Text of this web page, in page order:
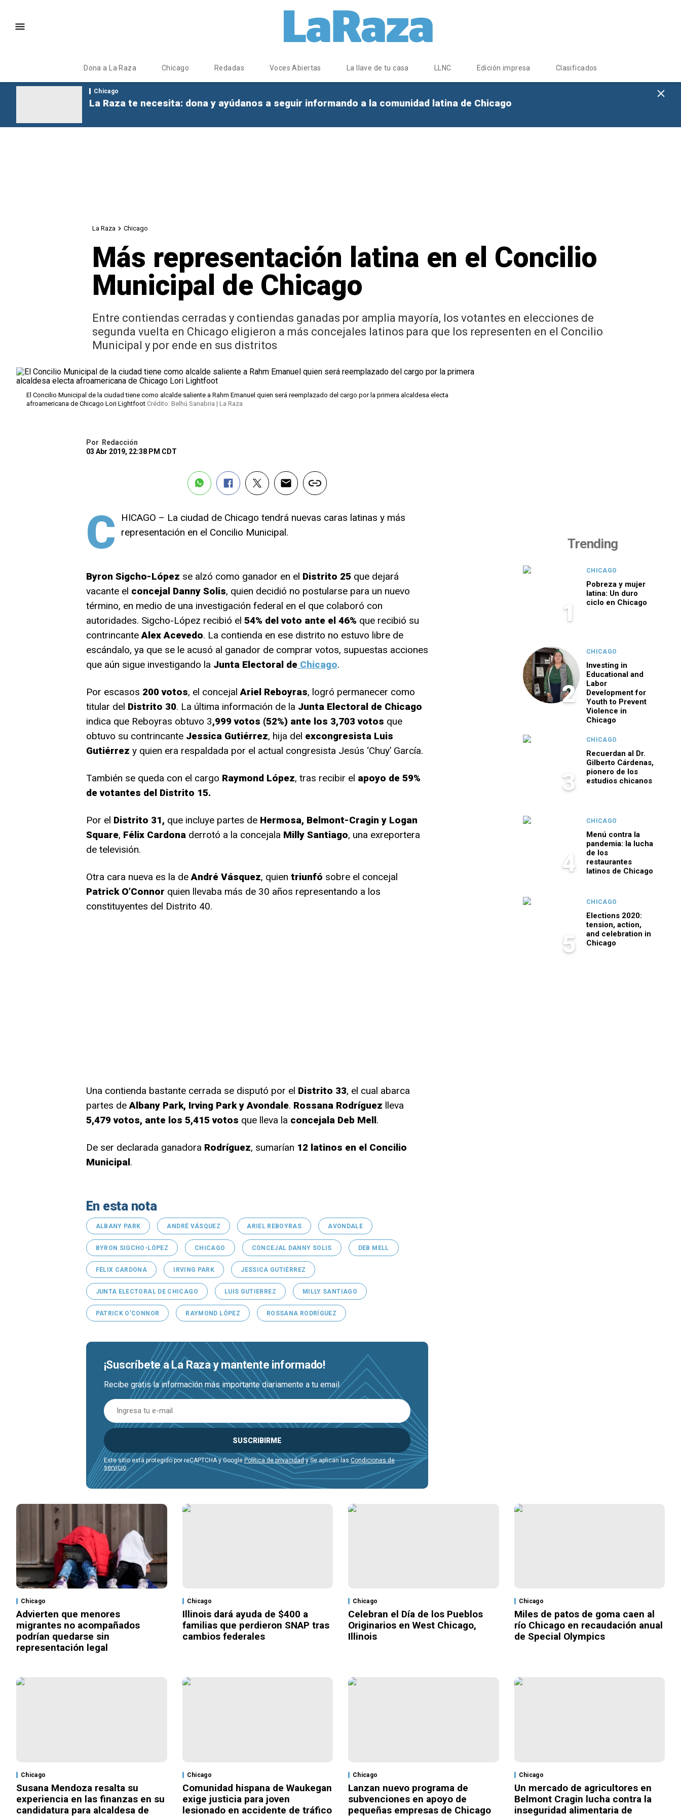
Dona a La Raza Chicago Redadas Voces Abiertas La llave de tu casa LLNC Edición impresa Clasificados
Chicago
La Raza te necesita: dona y ayúdanos a seguir informando a la comunidad latina de Chicago
La Raza Chicago
Más representación latina en el Concilio
Municipal de Chicago
Entre contiendas cerradas y contiendas ganadas por amplia mayoría, los votantes en elecciones de
segunda vuelta en Chicago eligieron a más concejales latinos para que los representen en el Concilio
Municipal y por ende en sus distritos
El Concilio Municipal de la ciudad tiene como alcalde saliente a Rahm Emanuel quien será reemplazado del cargo por la primera alcaldesa electa
afroamericana de Chicago Lori Lightfoot Crédito: Belhú Sanabria | La Raza
Por
Redacción
03 Abr 2019, 22:38 PM CDT
C
HICAGO – La ciudad de Chicago tendrá nuevas caras latinas y más
representación en el Concilio Municipal.
Byron Sigcho-López se alzó como ganador en el Distrito 25que dejará
vacante el concejal Danny Solis, quien decidió no postularse para un nuevo
término, en medio de una investigación federal en el que colaboró con
autoridades. Sigcho-López recibió el 54% del voto ante el 46% que recibió su
contrincanteAlex Acevedo. La contienda en ese distrito no estuvo libre de
escándalo, ya que se le acusó al ganador de comprar votos, supuestas acciones
que aún sigue investigando la Junta Electoral deChicago.
Por escasos 200 votos, el concejal Ariel Reboyras, logró permanecer como
titular del Distrito 30. La última información de la Junta Electoral de Chicago
indica que Reboyras obtuvo 3,999 votos (52%) ante los 3,703 votos que
obtuvo su contrincante Jessica Gutiérrez, hija del excongresista Luis
Gutiérrez y quien era respaldada por el actual congresista Jesús ‘Chuy’ García.
También se queda con el cargo Raymond López, tras recibir el apoyo de 59%
de votantes del Distrito 15.
Por el Distrito 31, que incluye partes de Hermosa, Belmont-Cragin y Logan
Square, Félix Cardonaderrotó a la concejala Milly Santiago, una exreportera
de televisión.
Otra cara nueva es la deAndré Vásquez, quien triunfó sobre el concejal
Patrick O’Connor quien llevaba más de 30 años representando a los
constituyentes del Distrito 40.
Una contienda bastante cerrada se disputó por el Distrito 33, el cual abarca
partes deAlbany Park, Irving Park y Avondale. Rossana Rodríguez lleva
5,479 votos, ante los 5,415 votos que lleva la concejala Deb Mell.
De ser declarada ganadora Rodríguez, sumarían 12 latinos en el Concilio
Municipal.
En esta nota
ALBANY PARK ANDRÉ VÁSQUEZ ARIEL REBOYRAS AVONDALE
BYRON SIGCHO-LÓPEZ CHICAGO CONCEJAL DANNY SOLIS DEB MELL
FÉLIX CARDONA IRVING PARK JESSICA GUTIÉRREZ
JUNTA ELECTORAL DE CHICAGO LUIS GUTIERREZ MILLY SANTIAGO
PATRICK O’CONNOR RAYMOND LÓPEZ ROSSANA RODRÍGUEZ
¡Suscríbete a La Raza y mantente informado!
Recibe gratis la información más importante diariamente a tu email
SUSCRIBIRME
Este sitio está protegido por reCAPTCHA y Google Política de privacidady Se aplican las Condiciones de
servicio.
Trending
1
CHICAGO
Pobreza y mujer
latina: Un duro
ciclo en Chicago
2
CHICAGO
Investing in
Educational and
Labor
Development for
Youth to Prevent
Violence in
Chicago
3
CHICAGO
Recuerdan al Dr.
Gilberto Cárdenas,
pionero de los
estudios chicanos
4
CHICAGO
Menú contra la
pandemia: la lucha
de los
restaurantes
latinos de Chicago
5
CHICAGO
Elections 2020:
tension, action,
and celebration in
Chicago
Chicago
Advierten que menores
migrantes no acompañados
podrían quedarse sin
representación legal
Chicago
Illinois dará ayuda de $400 a
familias que perdieron SNAP tras
cambios federales
Chicago
Celebran el Día de los Pueblos
Originarios en West Chicago,
Illinois
Chicago
Miles de patos de goma caen al
río Chicago en recaudación anual
de Special Olympics
Chicago
Susana Mendoza resalta su
experiencia en las finanzas en su
candidatura para alcaldesa de
Chicago
Comunidad hispana de Waukegan
exige justicia para joven
lesionado en accidente de tráfico
Chicago
Lanzan nuevo programa de
subvenciones en apoyo de
pequeñas empresas de Chicago
Chicago
Un mercado de agricultores en
Belmont Cragin lucha contra la
inseguridad alimentaria de